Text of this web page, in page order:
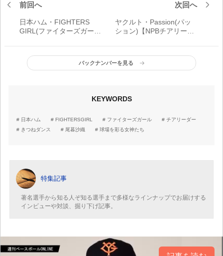
前回へ
日本ハム・FIGHTERS
GIRL(ファイターズガー
きつねダンスレッスン！
次回へ
ヤクルト・Passion(パッ
ション)【NPBチアリーダ
バックナンバーを見る
KEYWORDS
日本ハム FIGHTERSGIRL ファイターズガール
チアリーダー
きつねダンス
尾暮沙織 球場を彩る女神たち
特集記事
著名選手から知る人ぞ知る選手まで多様なラインナップでお届けする
インビューや対談、掘り下げ記事。